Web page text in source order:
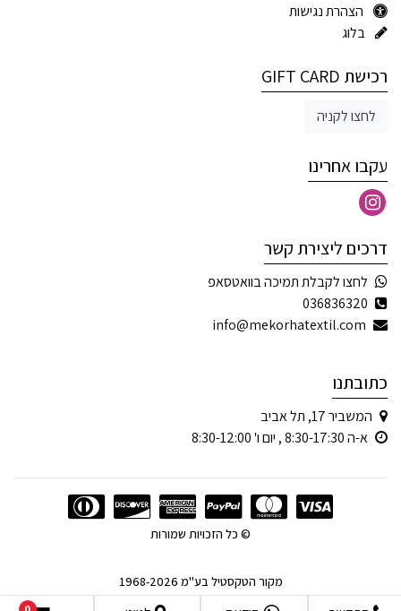
הצהרת נגישות
בלוג
רכישת GIFT CARD
לחצו לקניה
עקבו אחרינו
דרכים ליצירת קשר
לחצו לקבלת תמיכה בוואטסאפ
036836320
info@mekorhatextil.com
כתובתנו
המשביר 17, תל אביב
א-ה 8:30-17:30 , יום ו' 8:30-12:00
מקור הטקסטיל בע"מ 1968-2026
© כל הזכויות שמורות